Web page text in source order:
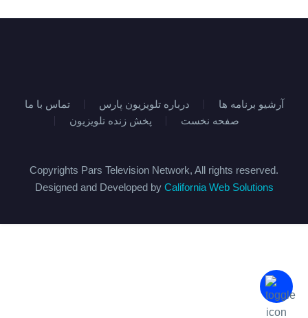
تماس با ما درباره تلویزیون پارس
آرشیو برنامه ها
پخش زنده تلویزیون
صفحه نخست
Copyrights Pars Television Network, All rights reserved.
Designed and Developed by California Web Solutions